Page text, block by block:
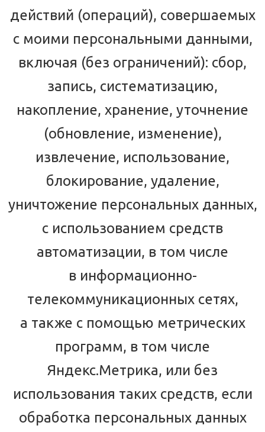
действий (операций), совершаемых
с моими персональными данными,
включая (без ограничений): сбор,
запись, систематизацию,
накопление, хранение, уточнение
(обновление, изменение),
извлечение, использование,
блокирование, удаление,
уничтожение персональных данных,
с использованием средств
автоматизации, в том числе
в информационно-
телекоммуникационных сетях,
а также с помощью метрических
программ, в том числе
Яндекс.Метрика, или без
использования таких средств, если
обработка персональных данных